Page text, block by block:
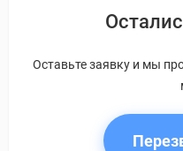
Оставьте заявку и мы